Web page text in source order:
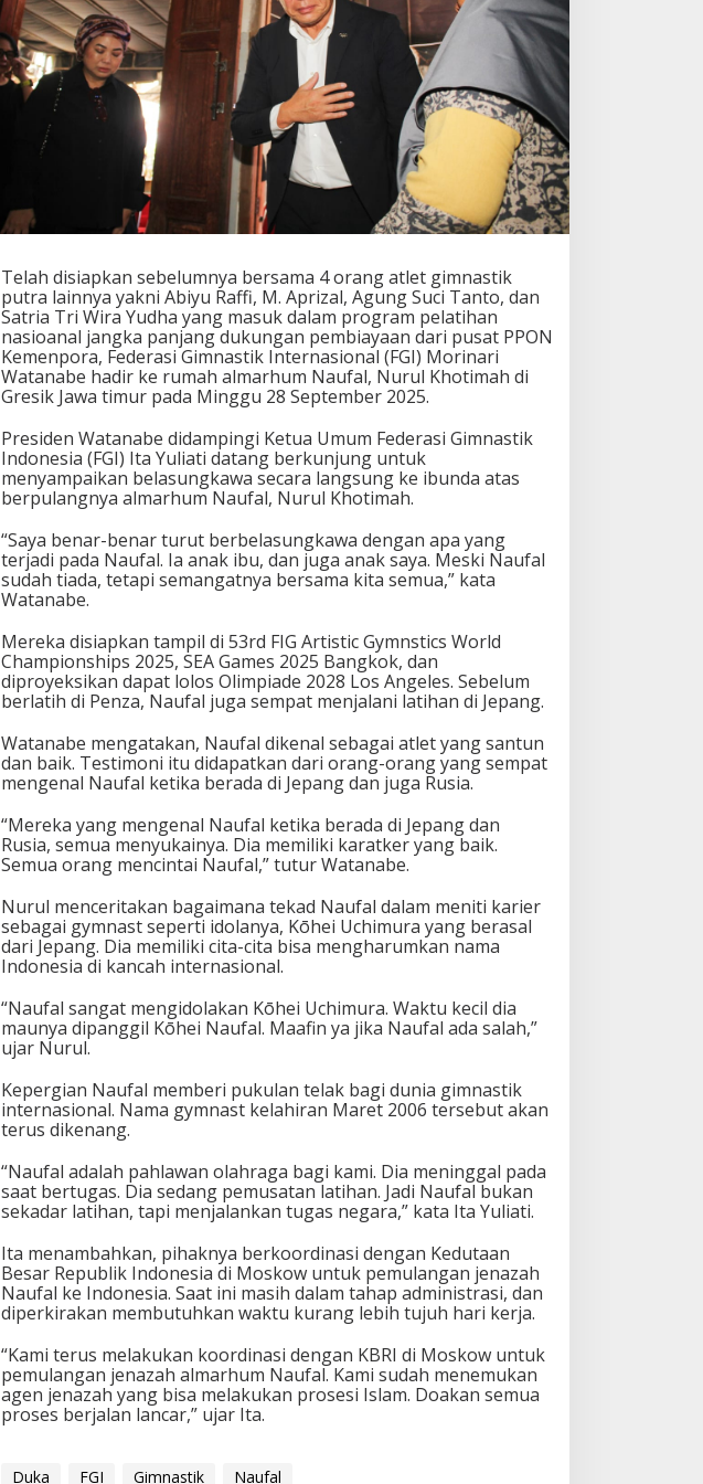
e
n
F
I
e
b
e
l
a
s
u
n
k
a
w
a
t
a
s
K
p
e
r
g
i
n
N
a
f
a
l
Telah disiapkan sebelumnya bersama 4 orang atlet gimnastik
putra lainnya yakni Abiyu Raffi, M. Aprizal, Agung Suci Tanto, dan
Satria Tri Wira Yudha yang masuk dalam program pelatihan
nasioanal jangka panjang dukungan pembiayaan dari pusat PPON
Kemenpora, Federasi Gimnastik Internasional (FGI) Morinari
Watanabe hadir ke rumah almarhum Naufal, Nurul Khotimah di
Gresik Jawa timur pada Minggu 28 September 2025.
Presiden Watanabe didampingi Ketua Umum Federasi Gimnastik
Indonesia (FGI) Ita Yuliati datang berkunjung untuk
menyampaikan belasungkawa secara langsung ke ibunda atas
berpulangnya almarhum Naufal, Nurul Khotimah.
“Saya benar-benar turut berbelasungkawa dengan apa yang
terjadi pada Naufal. Ia anak ibu, dan juga anak saya. Meski Naufal
sudah tiada, tetapi semangatnya bersama kita semua,” kata
Watanabe.
Mereka disiapkan tampil di 53rd FIG Artistic Gymnstics World
Championships 2025, SEA Games 2025 Bangkok, dan
diproyeksikan dapat lolos Olimpiade 2028 Los Angeles. Sebelum
berlatih di Penza, Naufal juga sempat menjalani latihan di Jepang.
Watanabe mengatakan, Naufal dikenal sebagai atlet yang santun
dan baik. Testimoni itu didapatkan dari orang-orang yang sempat
mengenal Naufal ketika berada di Jepang dan juga Rusia.
“Mereka yang mengenal Naufal ketika berada di Jepang dan
Rusia, semua menyukainya. Dia memiliki karatker yang baik.
Semua orang mencintai Naufal,” tutur Watanabe.
Nurul menceritakan bagaimana tekad Naufal dalam meniti karier
sebagai gymnast seperti idolanya, Kōhei Uchimura yang berasal
dari Jepang. Dia memiliki cita-cita bisa mengharumkan nama
Indonesia di kancah internasional.
“Naufal sangat mengidolakan Kōhei Uchimura. Waktu kecil dia
maunya dipanggil Kōhei Naufal. Maafin ya jika Naufal ada salah,”
ujar Nurul.
Kepergian Naufal memberi pukulan telak bagi dunia gimnastik
internasional. Nama gymnast kelahiran Maret 2006 tersebut akan
terus dikenang.
“Naufal adalah pahlawan olahraga bagi kami. Dia meninggal pada
saat bertugas. Dia sedang pemusatan latihan. Jadi Naufal bukan
sekadar latihan, tapi menjalankan tugas negara,” kata Ita Yuliati.
Ita menambahkan, pihaknya berkoordinasi dengan Kedutaan
Besar Republik Indonesia di Moskow untuk pemulangan jenazah
Naufal ke Indonesia. Saat ini masih dalam tahap administrasi, dan
diperkirakan membutuhkan waktu kurang lebih tujuh hari kerja.
“Kami terus melakukan koordinasi dengan KBRI di Moskow untuk
pemulangan jenazah almarhum Naufal. Kami sudah menemukan
agen jenazah yang bisa melakukan prosesi Islam. Doakan semua
proses berjalan lancar,” ujar Ita.
Duka FGI Gimnastik Naufal